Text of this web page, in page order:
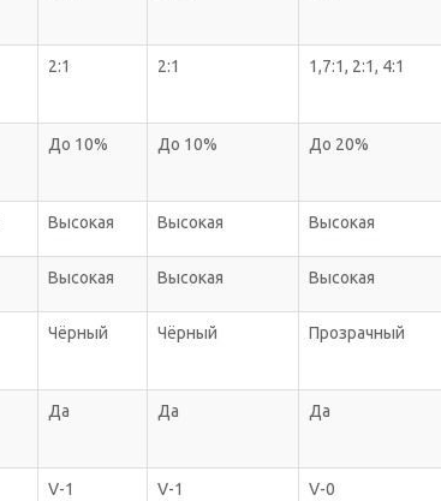
2:1 2:1 1,7:1, 2:1, 4:1
До 10% До 10% До 20%
Высокая Высокая Высокая
Высокая Высокая Высокая
Чёрный Чёрный Прозрачный
Да Да Да
V-1 V-1 V-0